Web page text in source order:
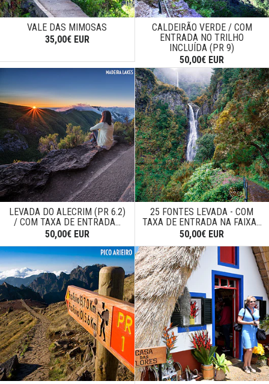
VALE DAS MIMOSAS
35,00€ EUR
CALDEIRÃO VERDE / COM
ENTRADA NO TRILHO
INCLUÍDA (PR 9)
50,00€ EUR
LEVADA DO ALECRIM (PR 6.2)
/ COM TAXA DE ENTRADA...
50,00€ EUR
25 FONTES LEVADA - COM
TAXA DE ENTRADA NA FAIXA...
50,00€ EUR